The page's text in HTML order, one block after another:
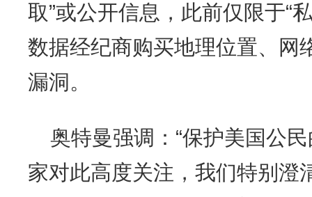
取”或公开信息，此前仅限于“
数据经纪商购买地理位置、网
漏洞。
奥特曼强调：“保护美国公
家对此高度关注，我们特别澄